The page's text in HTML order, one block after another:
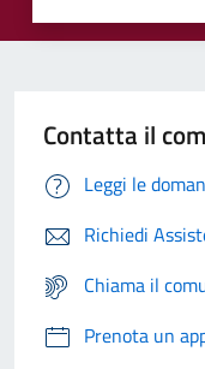
Contatta il
Leggi le
Richiedi
Chiama il
Prenota un